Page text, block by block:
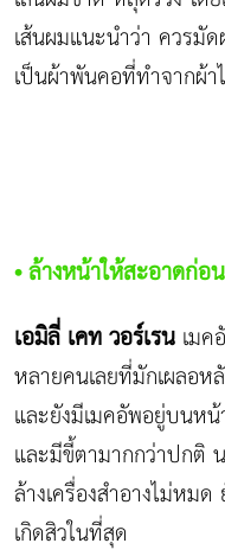
เส้นผมแนะนำว่า ควรมั
เป็นผ้าพันคอที่ทำจากผ้า
• ล้างหน้าให้สะอาดก่
เอมิลี่ เคท วอร์เรน เม
หลายคนเลยที่มักเผลอห
และยังมีเมคอัพอยู่บนห
และมีขี้ตามากกว่าปกติ
ล้างเครื่องสำอางไม่หม
เกิดสิวในที่สุด